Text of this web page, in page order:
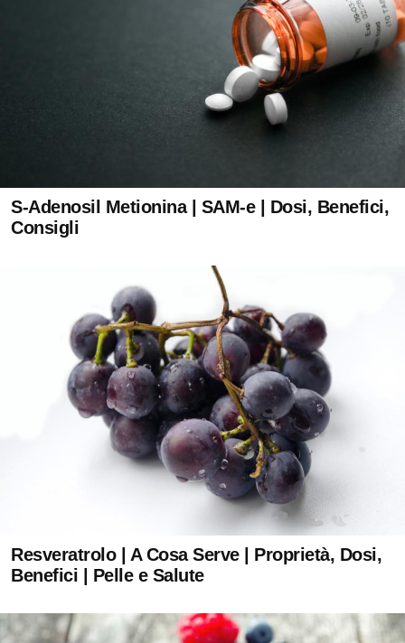
S-Adenosil Metionina | SAM-e | Dosi, Benefici,
Consigli
Resveratrolo | A Cosa Serve | Proprietà, Dosi,
Benefici | Pelle e Salute